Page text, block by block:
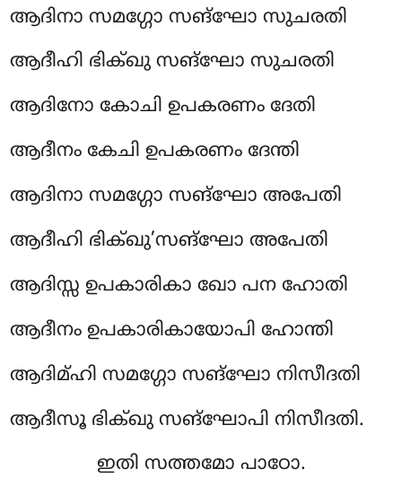
ആദിനാ സമഗ്ഗോ സങ്ഘോ സുചരതി
ആദീഹി ഭിക്ഖു സങ്ഘോ സുചരതി
ആദിനോ കോചി ഉപകരണം ദേതി
ആദീനം കേചി ഉപകരണം ദേന്തി
ആദിനാ സമഗ്ഗോ സങ്ഘോ അപേതി
ആദീഹി ഭിക്ഖു’സങ്ഘോ അപേതി
ആദിസ്സഉപകാരികാ ഖോ പന ഹോതി
ആദീനം ഉപകാരികായോപി ഹോന്തി
ആദിമ്ഹി സമഗ്ഗോ സങ്ഘോ നിസീദതി
ആദീസൂ ഭിക്ഖു സങ്ഘോപി നിസീദതി.
ഇതി സത്തമോ പാഠോ.